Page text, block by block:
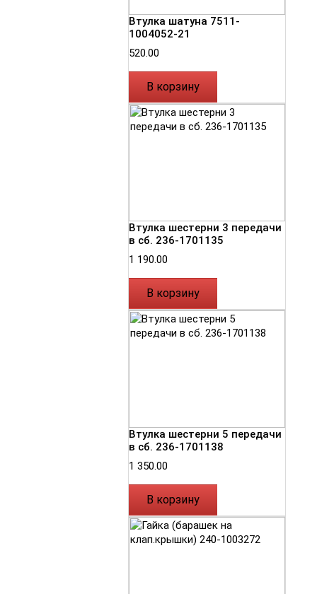
Втулка шатуна 7511-
1004052-21
520.00
В корзину
Втулка шестерни 3 передачи
в сб. 236-1701135
1 190.00
В корзину
Втулка шестерни 5 передачи
в сб. 236-1701138
1 350.00
В корзину